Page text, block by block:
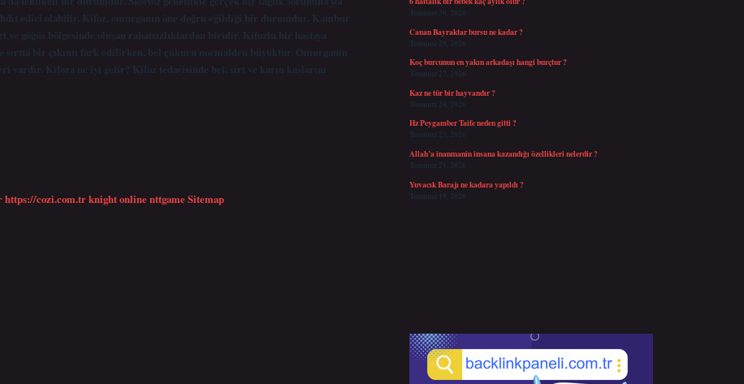
edici olabilir. Kifoz, omurganın öne doğru eğildiği bir durumdur. Kambur
göğüs bölgesinde oluşan rahatsızlıklardan biridir. Kifozlu bir hastaya
sırtta bir çıkıntı fark edilirken, bel çukuru normalden büyüktür. Omurganın
vardır. Kifoza ne iyi gelir? Kifoz tedavisinde bel, sırt ve karın kaslarını
https://cozi.com.trknight onlinenttgameSitemap
Temmuz 30, 2026
Canan Bayraktar bursu ne kadar ?
Temmuz 29, 2026
Koç burcunun en yakın arkadaşı hangi burçtur ?
Temmuz 27, 2026
Kaz ne tür bir hayvandır ?
Temmuz 24, 2026
Hz Peygamber Taife neden gitti ?
Temmuz 23, 2026
Allah’a inanmanin insana kazandığı özellikleri nelerdir ?
Temmuz 21, 2026
Yuvacık Barajı ne kadara yapıldı ?
Temmuz 19, 2026